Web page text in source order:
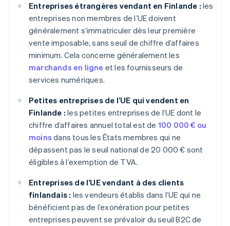
Entreprises étrangères vendant en Finlande : les
entreprises non membres de l’UE doivent
généralement s’immatriculer dès leur première
vente imposable, sans seuil de chiffre d’affaires
minimum. Cela concerne généralement les
marchands en ligne et les fournisseurs de
services numériques.
Petites entreprises de l’UE qui vendent en
Finlande : les petites entreprises de l’UE dont le
chiffre d’affaires annuel total est de 100 000 € ou
moins dans tous les États membres qui ne
dépassent pas le seuil national de 20 000 € sont
éligibles à l’exemption de TVA.
Entreprises de l’UE vendant à des clients
finlandais : les vendeurs établis dans l’UE qui ne
bénéficient pas de l’exonération pour petites
entreprises peuvent se prévaloir du seuil B2C de